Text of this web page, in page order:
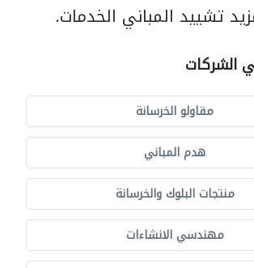
تشييد المباني الخدمات.
الشركات
مقاولو الخرسانة
هدم المباني
منتجات البلوك والخرسانة
مهندسي الانشاءات